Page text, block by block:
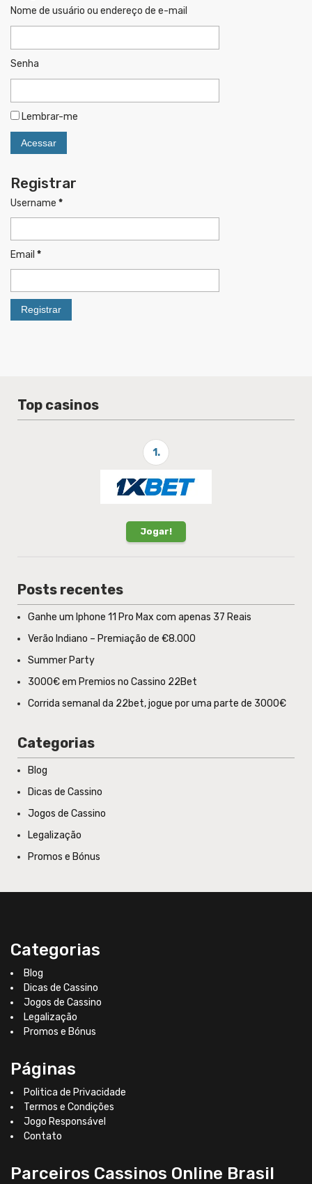
Nome de usuário ou endereço de e-mail
Senha
Lembrar-me
Registrar
Username *
Email *
Top casinos
1.
Jogar!
Posts recentes
Ganhe um Iphone 11 Pro Max com apenas 37 Reais
Verão Indiano – Premiação de €8.000
Summer Party
3000€ em Premios no Cassino 22Bet
Corrida semanal da 22bet, jogue por uma parte de 3000€
Categorias
Blog
Dicas de Cassino
Jogos de Cassino
Legalização
Promos e Bónus
Categorias
Blog
Dicas de Cassino
Jogos de Cassino
Legalização
Promos e Bónus
Páginas
Politica de Privacidade
Termos e Condições
Jogo Responsável
Contato
Parceiros Cassinos Online Brasil